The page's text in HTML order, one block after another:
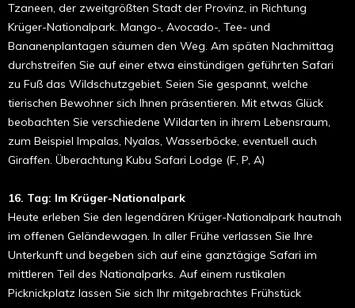
Tzaneen, der zweitgrößten Stadt der Provinz, in Richtung
Krüger-Nationalpark. Mango-, Avocado-, Tee- und
Bananenplantagen säumen den Weg. Am späten Nachmittag
durchstreifen Sie auf einer etwa einstündigen geführten Safari
zu Fuß das Wildschutzgebiet. Seien Sie gespannt, welche
tierischen Bewohner sich Ihnen präsentieren. Mit etwas Glück
beobachten Sie verschiedene Wildarten in ihrem Lebensraum,
zum Beispiel Impalas, Nyalas, Wasserböcke, eventuell auch
Giraffen. Überachtung Kubu Safari Lodge (F, P, A)
16. Tag: Im Krüger-Nationalpark
Heute erleben Sie den legendären Krüger-Nationalpark hautnah
im offenen Geländewagen. In aller Frühe verlassen Sie Ihre
Unterkunft und begeben sich auf eine ganztägige Safari im
mittleren Teil des Nationalparks. Auf einem rustikalen
Picknickplatz lassen Sie sich Ihr mitgebrachtes Frühstück